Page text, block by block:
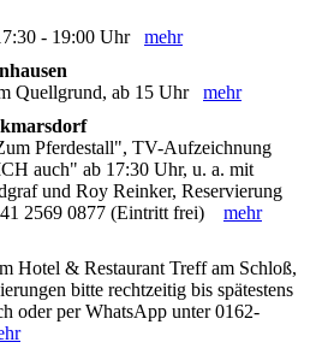
- 19:00 Uhr mehr
Quellgrund, ab 15 Uhr mehr
Pferdestall", TV-Aufzeichnung
auch" ab 17:30 Uhr, u. a. mit
und Roy Reinker, Reservierung
2569 0877 (Eintritt frei) mehr
Hotel & Restaurant Treff am Schloß,
bitte rechtzeitig bis spätestens
oder per WhatsApp unter 0162-